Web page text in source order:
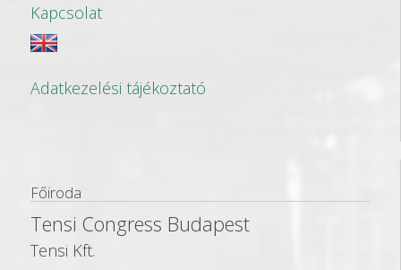
Kapcsolat
Adatkezelési tájékoztató
Főiroda
Tensi Congress Budapest
Tensi Kft.